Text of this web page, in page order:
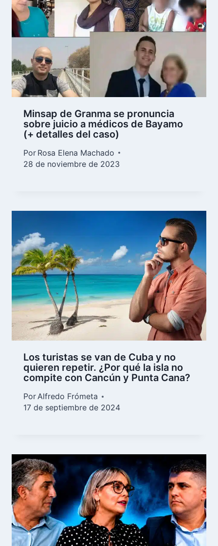
Minsap de Granma se pronuncia
sobre juicio a médicos de Bayamo
(+ detalles del caso)
Por Rosa Elena Machado
28 de noviembre de 2023
Los turistas se van de Cuba y no
quieren repetir. ¿Por qué la isla no
compite con Cancún y Punta Cana?
PorAlfredo Frómeta
17 de septiembre de 2024